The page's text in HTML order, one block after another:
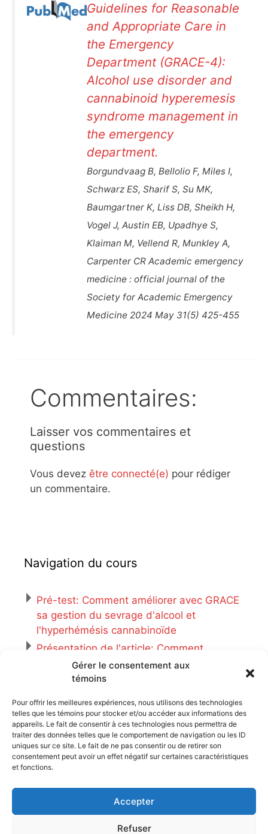
Gérer le consentement aux
témoins
Pour offrir les meilleures expériences, nous utilisons des technologies
telles que les témoins pour stocker et/ou accéder aux informations des
appareils. Le fait de consentir à ces technologies nous permettra de
traiter des données telles que le comportement de navigation ou les ID
uniques sur ce site. Le fait de ne pas consentir ou de retirer son
consentement peut avoir un effet négatif sur certaines caractéristiques
et fonctions.
Accepter
Refuser
Guidelines for Reasonable
and Appropriate Care in
the Emergency
Department (GRACE-4):
Alcohol use disorder and
cannabinoid hyperemesis
syndrome management in
the emergency
department.
Borgundvaag B, Bellolio F, Miles I,
Schwarz ES, Sharif S, Su MK,
Baumgartner K, Liss DB, Sheikh H,
Vogel J, Austin EB, Upadhye S,
Klaiman M, Vellend R, Munkley A,
Carpenter CR Academic emergency
medicine : official journal of the
Society for Academic Emergency
Medicine 2024 May 31(5) 425-455
Commentaires:
Laisser vos commentaires et
questions
Vous devez être connecté(e) pour rédiger
un commentaire.
Navigation du cours
Pré-test: Comment améliorer avec GRACE
sa gestion du sevrage d'alcool et
l'hyperhémésis cannabinoïde
Présentation de l'article: Comment
améliorer avec GRACE sa gestion du
sevrage d'alcool et l'hyperhémésis
Post-test: Comment améliorer avec GRACE
sa gestion du sevrage d’alcool et
l’hyperhémésis cannabinoïde
Activité réflective – Comment améliorer
avec GRACE sa gestion du sevrage d’alcool
et l’hyperhémésis cannabinoïde